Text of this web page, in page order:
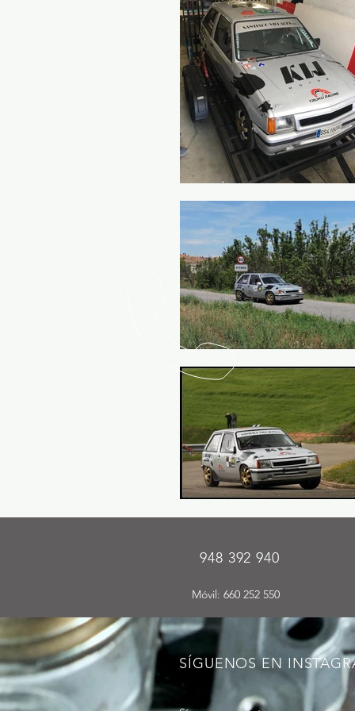
948 392 940
Móvil: 660 252 550
SÍGUENOS EN